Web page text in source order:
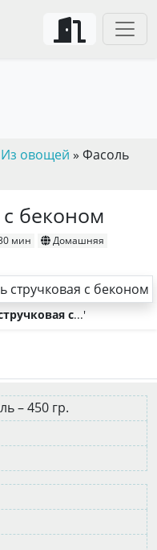
Из овощей » Фасоль
беконом
мин
Домашняя
с...'
– 450 гр.